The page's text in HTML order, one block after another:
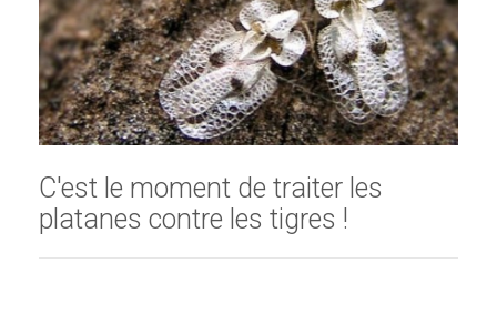
C'est le moment de traiter les
platanes contre les tigres !